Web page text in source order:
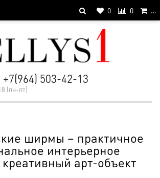
0 0 …
+7(964) 503-42-13
(пн-пт)
ширмы – практичное
интерьерное
арт-объект